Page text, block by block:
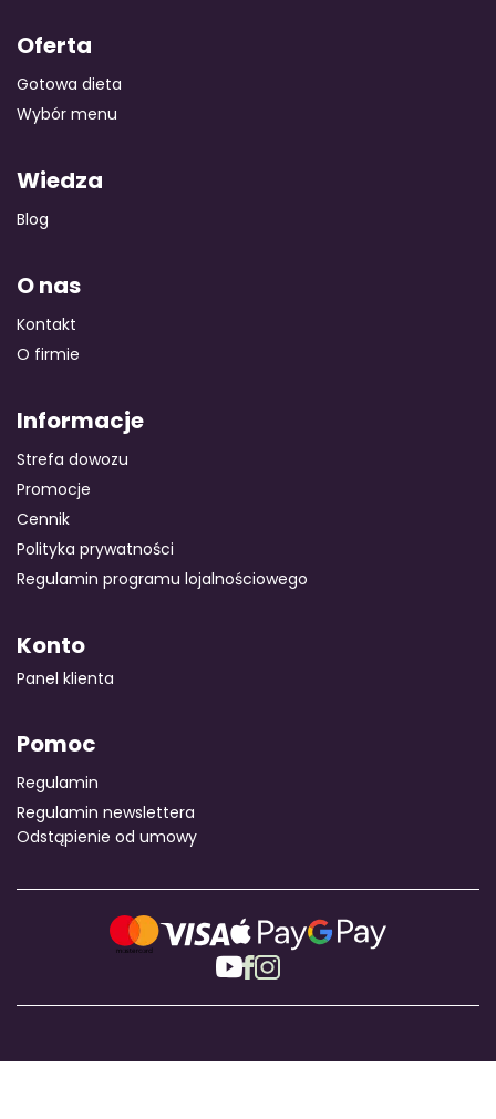
Oferta
Gotowa dieta
Wybór menu
Wiedza
Blog
O nas
Kontakt
O firmie
Informacje
Strefa dowozu
Promocje
Cennik
Polityka prywatności
Regulamin programu lojalnościowego
Konto
Panel klienta
Pomoc
Regulamin
Regulamin newslettera
Odstąpienie od umowy